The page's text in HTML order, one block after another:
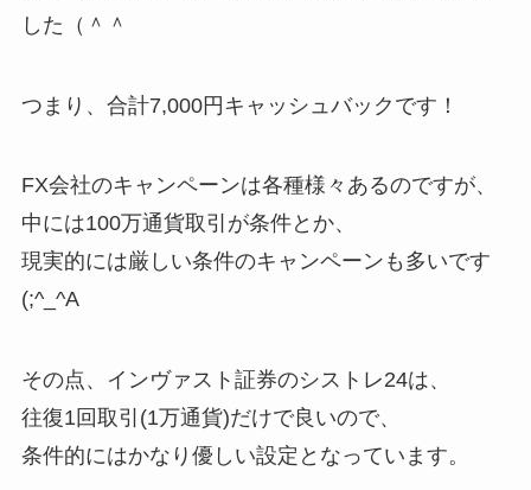
した（＾＾
つまり、合計7,000円キャッシュバックです！
FX会社のキャンペーンは各種様々あるのですが、
中には100万通貨取引が条件とか、
現実的には厳しい条件のキャンペーンも多いです
(;^_^A
その点、インヴァスト証券のシストレ24は、
往復1回取引(1万通貨)だけで良いので、
条件的にはかなり優しい設定となっています。